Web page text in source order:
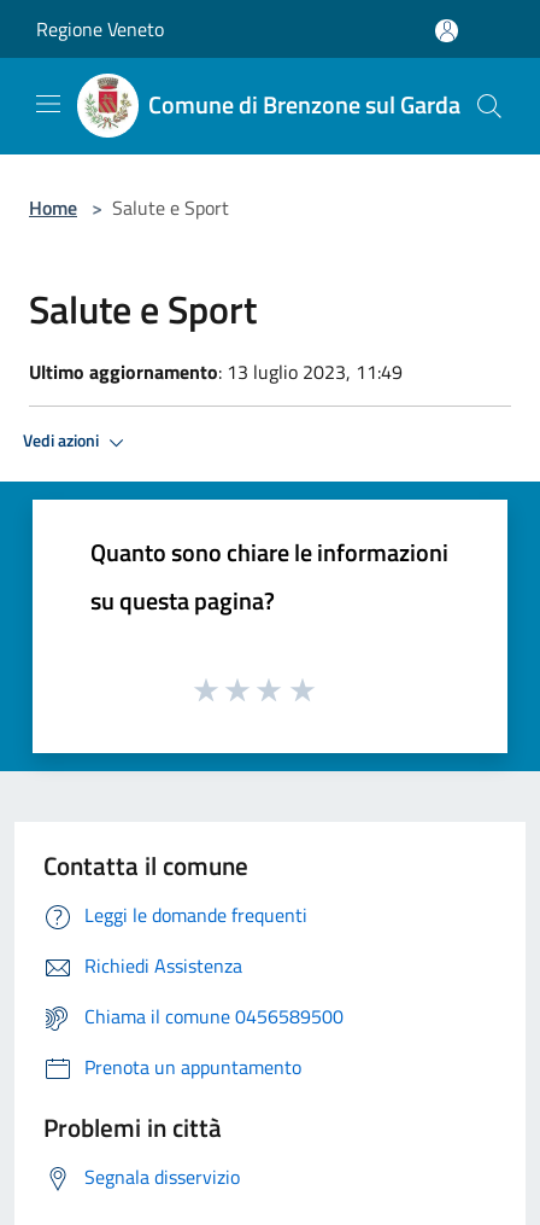
Regione Veneto
Comune di Brenzone sul Garda
Home > Salute e Sport
Salute e Sport
Ultimo aggiornamento: 13 luglio 2023, 11:49
Vedi azioni
Quanto sono chiare le informazioni
su questa pagina?
Contatta il comune
Leggi le domande frequenti
Richiedi Assistenza
Chiama il comune 0456589500
Prenota un appuntamento
Problemi in città
Segnala disservizio